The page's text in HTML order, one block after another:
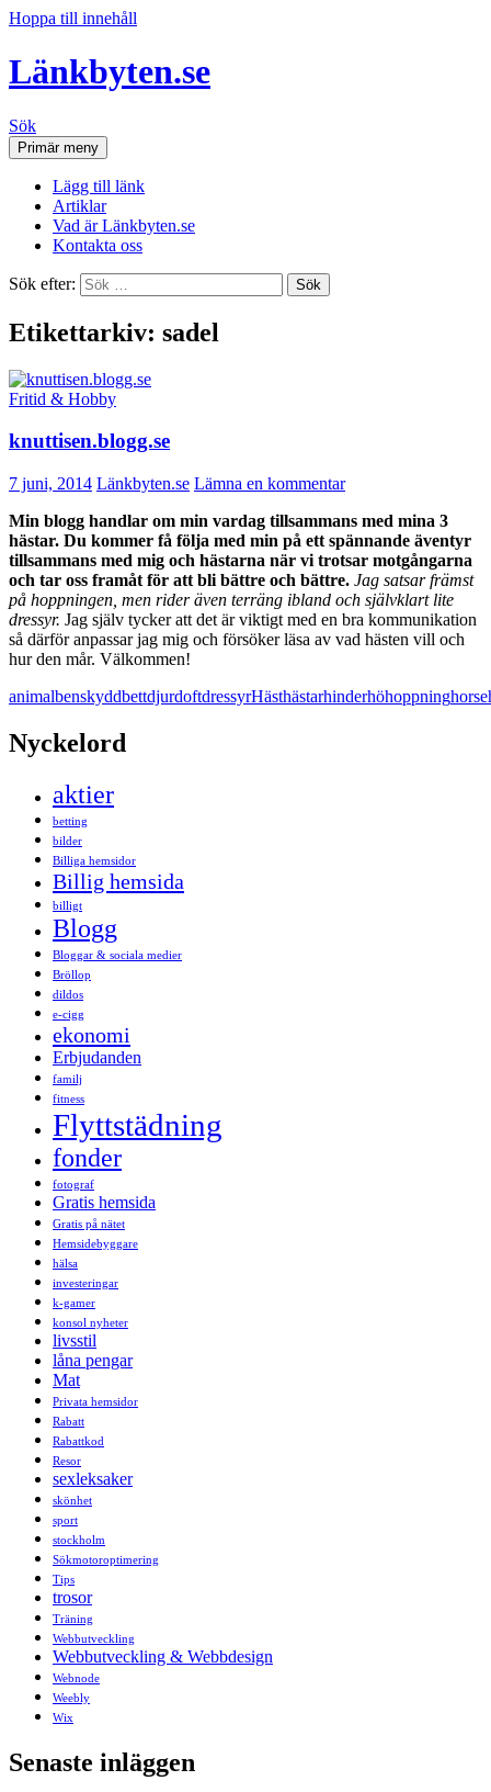
Hoppa till innehåll
Länkbyten.se
Sök
Primär meny
Lägg till länk
Artiklar
Vad är Länkbyten.se
Kontakta oss
Sök efter:
Etikettarkiv: sadel
Fritid & Hobby
knuttisen.blogg.se
7 juni, 2014 Länkbyten.se Lämna en kommentar
Min blogg handlar om min vardag tillsammans med mina 3
hästar. Du kommer få följa med min på ett spännande äventyr
tillsammans med mig och hästarna när vi trotsar motgångarna
och tar oss framåt för att bli bättre och bättre. Jag satsar främst
på hoppningen, men rider även terräng ibland och självklart lite
dressyr. Jag själv tycker att det är viktigt med en bra kommunikation
så därför anpassar jag mig och försöker läsa av vad hästen vill och
hur den mår. Välkommen!
animalbenskyddbettdjurdoftdressyrHästhästarhinderhöhoppninghorse
Nyckelord
aktier
betting
bilder
Billiga hemsidor
Billig hemsida
billigt
Blogg
Bloggar & sociala medier
Bröllop
dildos
e-cigg
ekonomi
Erbjudanden
familj
fitness
Flyttstädning
fonder
fotograf
Gratis hemsida
Gratis på nätet
Hemsidebyggare
hälsa
investeringar
k-gamer
konsol nyheter
livsstil
låna pengar
Mat
Privata hemsidor
Rabatt
Rabattkod
Resor
sexleksaker
skönhet
sport
stockholm
Sökmotoroptimering
Tips
trosor
Träning
Webbutveckling
Webbutveckling & Webbdesign
Webnode
Weebly
Wix
Senaste inläggen